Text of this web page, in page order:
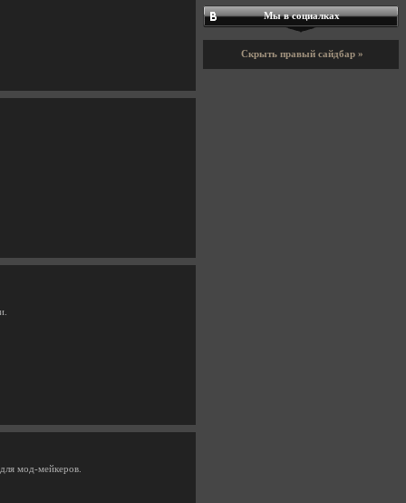
мод-мейкеров.
Мы в социалках
Скрыть правый сайдбар »